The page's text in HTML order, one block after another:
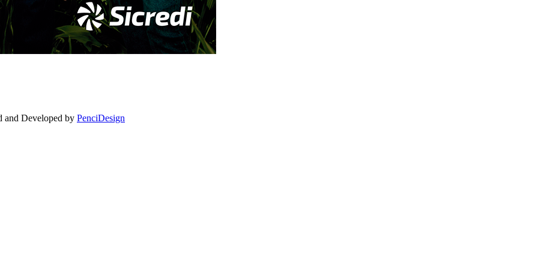
and Developed by PenciDesign